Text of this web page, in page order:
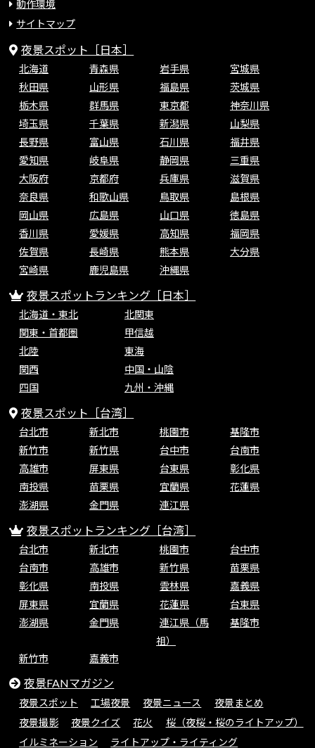
動作環境
サイトマップ
夜景スポット［日本］
北海道 青森県 岩手県
宮城県
秋田県
山形県 福島県
茨城県
栃木県
群馬県 東京都
神奈川県
埼玉県
千葉県 新潟県
山梨県
長野県
富山県 石川県
福井県
愛知県
岐阜県 静岡県
三重県
大阪府
京都府 兵庫県
滋賀県
奈良県
和歌山県 鳥取県
島根県
岡山県
広島県 山口県
徳島県
香川県
愛媛県 高知県
福岡県
佐賀県
長崎県 熊本県
大分県
宮崎県
鹿児島県 沖縄県
夜景スポットランキング［日本］
北海道・東北
北関東
関東・首都圏
甲信越
北陸
東海
関西
中国・山陰
四国
九州・沖縄
夜景スポット［台湾］
台北市 新北市 桃園市
基隆市
新竹市
新竹県 台中市
台南市
高雄市
屏東県 台東県
彰化県
南投県
苗栗県 宜蘭県
花蓮県
澎湖県
金門県 連江県
夜景スポットランキング［台湾］
台北市 新北市 桃園市
台中市
台南市
高雄市 新竹県
苗栗県
彰化県
南投県 雲林県
嘉義県
屏東県
宜蘭県 花蓮県
台東県
澎湖県
金門県
連江県（馬
祖）
基隆市
新竹市 嘉義市
夜景FANマガジン
夜景スポット 工場夜景 夜景ニュース
夜景まとめ
夜景撮影
夜景クイズ 花火
桜（夜桜・桜のライトアップ）
イルミネーション
ライトアップ・ライティング